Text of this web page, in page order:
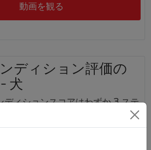
動画を観る
ディション評価の
犬
ディションスコアはわずか 3 ステ